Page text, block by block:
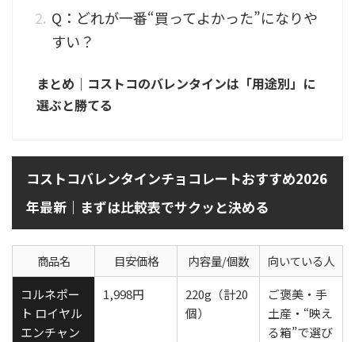
Q：どれが一番“買ってよかった”になりや
すい？
まとめ｜コストコのバレンタインは「用途別」に
選ぶと勝てる
コストコバレンタインチョコレートおすすめ2026
年最新｜まずは比較表でサクッと決める
商品名 目安価格 内容量/個数
向いている人
コルネポー
ト ロイヤル
エンチャン
1,998円
220g（計20
個）
ご褒美・手
土産・“映え
る箱”で選び